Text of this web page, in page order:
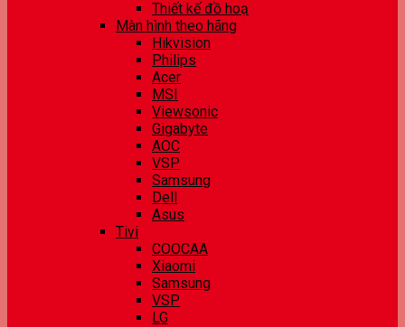
Thiết kế đồ hoạ
Màn hình theo hãng
Hikvision
Philips
Acer
MSI
Viewsonic
Gigabyte
AOC
VSP
Samsung
Dell
Asus
Tivi
COOCAA
Xiaomi
Samsung
VSP
LG